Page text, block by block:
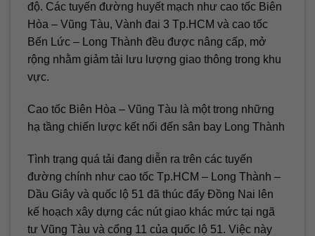
độ. Các tuyến đường huyết mạch như cao tốc Biên
Hòa – Vũng Tàu, Vành đai 3 Tp.HCM và cao tốc
Bến Lức – Long Thành đều được nâng cấp, mở
rộng nhằm giảm tải lưu lượng giao thông trong khu
vực.
Cao tốc Biên Hòa – Vũng Tàu là một trong những
hạ tầng chiến lược kết nối đến sân bay Long Thành
Tình trạng quá tải đang diễn ra trên các tuyến
đường chính như cao tốc Tp.HCM – Long Thành –
Dầu Giây và quốc lộ 51 đã thúc đẩy Đồng Nai lên
kế hoạch xây dựng các nút giao khác mức tại ngã
tư Vũng Tàu và cổng 11 của quốc lộ 51. Việc này